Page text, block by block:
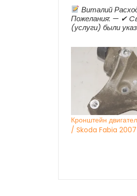
Виталий
Пожелания: — ✔
(услуги) были
Кронштейн
/ Skoda Fabia 2007